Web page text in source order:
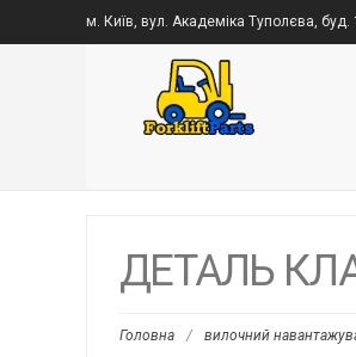
м. Київ, вул. Академіка Туполєва, буд.
ДЕТАЛЬ
Головна / вилочний